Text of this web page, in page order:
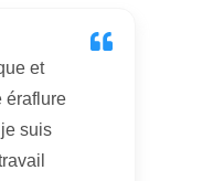
et
éraflure
suis